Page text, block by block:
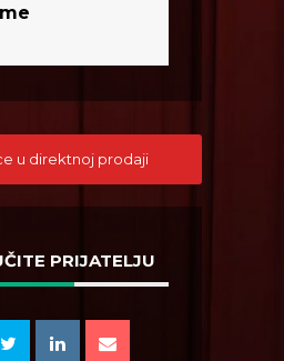
u direktnoj prodaji
PRIJATELJU